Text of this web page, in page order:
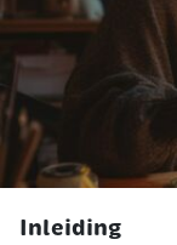
top 5 beste
Inleiding